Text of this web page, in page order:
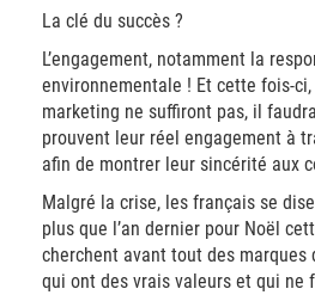
La clé du succès ?
L’engagement, notamment la
environnementale ! Et cette fois-
marketing ne suffiront pas, il
prouvent leur réel engagement à
afin de montrer leur sincérité aux
Malgré la crise, les français se
plus que l’an dernier pour Noël
cherchent avant tout des marques
qui ont des vrais valeurs et qui ne